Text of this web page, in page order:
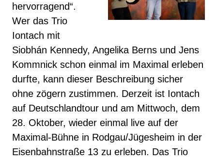
hervorragend“.
Wer das Trio
Iontach mit
Siobhán Kennedy, Angelika Berns und Jens
Kommnick schon einmal im Maximal erleben
durfte, kann dieser Beschreibung sicher
ohne zögern zustimmen. Derzeit ist Iontach
auf Deutschlandtour und am Mittwoch, dem
28. Oktober, wieder einmal live auf der
Maximal-Bühne in Rodgau/Jügesheim in der
Eisenbahnstraße 13 zu erleben. Das Trio